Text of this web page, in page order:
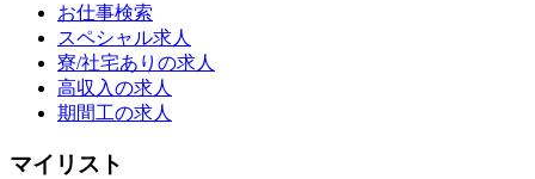
お仕事検索
スペシャル求人
寮/社宅ありの求人
高収入の求人
期間工の求人
マイリスト